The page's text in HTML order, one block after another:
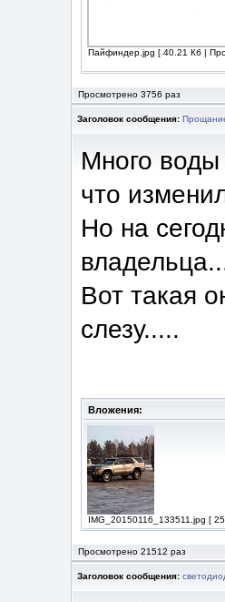
Пайфиндер.jpg [ 40.21 Кб |
Просмотрено 3756 раз
Заголовок сообщения:
Много воды
что
Но на
Вот такая
слезу.....
Вложения:
IMG_20150116_133511.jpg [
Просмотрено 21512 раз
Заголовок сообщения: